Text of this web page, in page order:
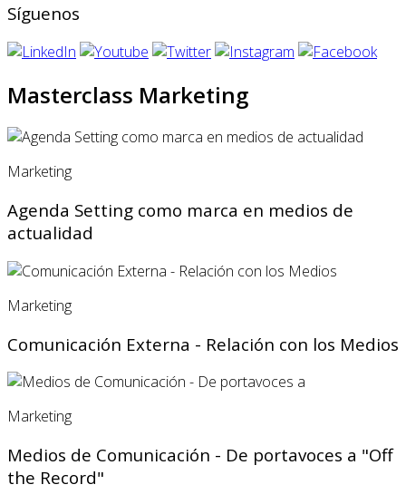
Síguenos
Masterclass Marketing
Marketing
Agenda Setting como marca en medios de
actualidad
Marketing
Comunicación Externa - Relación con los Medios
Marketing
Medios de Comunicación - De portavoces a "Off
the Record"